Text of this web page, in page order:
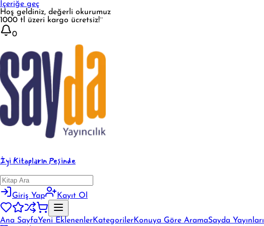
İçeriğe geç
Hoş geldiniz, değerli okurumuz
1000 tl üzeri kargo ücretsiz!¨
0
İyi Kitapların Peşinde
Giriş Yap Kayıt Ol
Ana SayfaYeni EklenenlerKategorilerKonuya Göre AramaSayda Yayınları